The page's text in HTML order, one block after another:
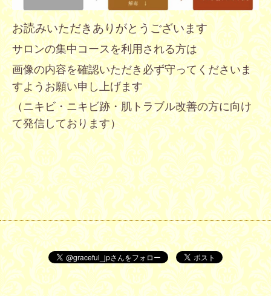
お読みいただきありがとうございます
サロンの集中コースを利用される方は
画像の内容を確認いただき必ず守ってくださいま
すようお願い申し上げます
（ニキビ・ニキビ跡・肌トラブル改善の方に向け
て発信しております）